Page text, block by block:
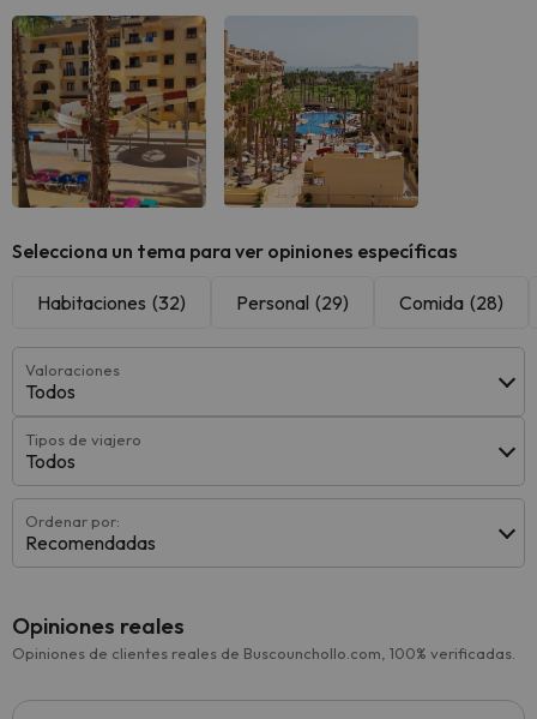
Selecciona un tema para ver opiniones específicas
Habitaciones (32) Personal (29) Comida (28)
Valoraciones
Todos
Tipos de viajero
Todos
Ordenar por:
Recomendadas
Opiniones reales
Opiniones de clientes reales de Buscounchollo.com, 100% verificadas.